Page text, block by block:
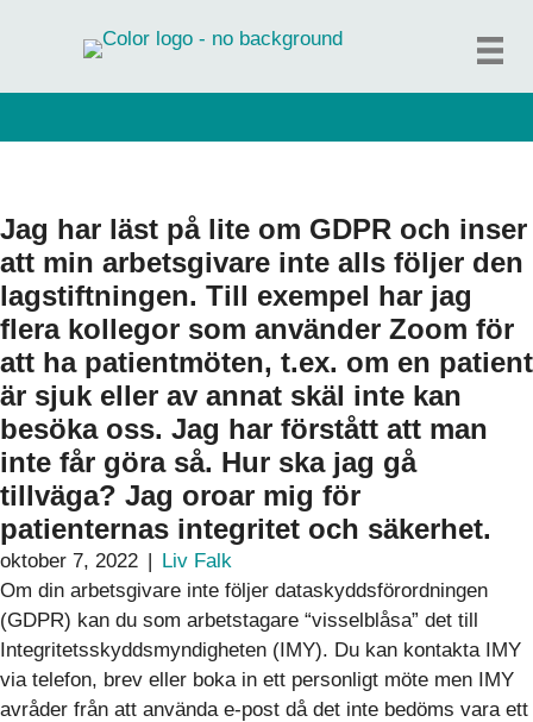
Jag har läst på lite om GDPR och inser
att min arbetsgivare inte alls följer den
lagstiftningen. Till exempel har jag
flera kollegor som använder Zoom för
att ha patientmöten, t.ex. om en patient
är sjuk eller av annat skäl inte kan
besöka oss. Jag har förstått att man
inte får göra så. Hur ska jag gå
tillväga? Jag oroar mig för
patienternas integritet och säkerhet.
oktober 7, 2022 | Liv Falk
Om din arbetsgivare inte följer dataskyddsförordningen
(GDPR) kan du som arbetstagare “visselblåsa” det till
Integritetsskyddsmyndigheten (IMY). Du kan kontakta IMY
via telefon, brev eller boka in ett personligt möte men IMY
avråder från att använda e-post då det inte bedöms vara ett